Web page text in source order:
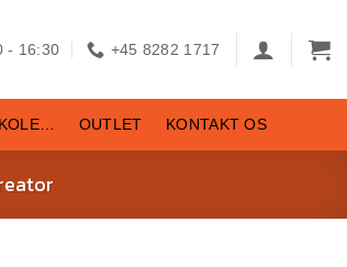
- 16:30 +45 8282 1717
OUTLET KONTAKT OS